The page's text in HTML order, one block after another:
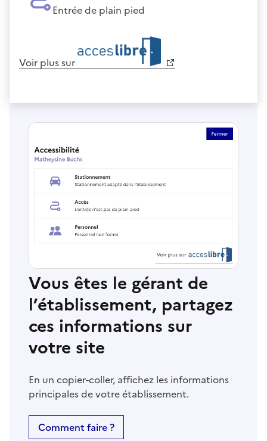
Entrée de plain pied
Voir plus sur
Vous êtes le gérant de
l’établissement, partagez
ces informations sur
votre site
En un copier-coller, affichez les informations
principales de votre établissement.
Comment faire ?